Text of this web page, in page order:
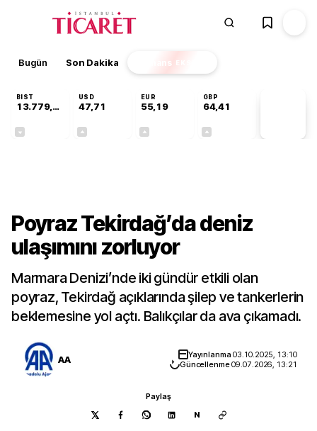
Bugün Son Dakika Finans EKSTRA
BIST
13.779,39
USD
47,71
EUR
55,19
GBP
64,41
Poyraz Tekirdağ’da deniz
ulaşımını zorluyor
Marmara Denizi’nde iki gündür etkili olan
poyraz, Tekirdağ açıklarında şilep ve tankerlerin
beklemesine yol açtı. Balıkçılar da ava çıkamadı.
AA Yayınlanma03.10.2025, 13:10
Güncellenme09.07.2026, 13:21
Paylaş
N